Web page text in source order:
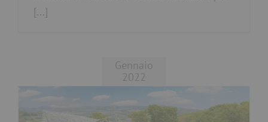
[...]
Gennaio
2022